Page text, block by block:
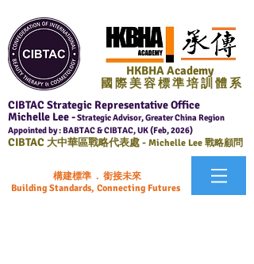
HKBHA Academy
國 際 美 容 標 準 培 訓 體 系
CIBTAC Strategic Representative Office
Michelle Lee -Strategic Advisor, Greater China Region
Appointed by : BABTAC & CIBTAC, UK (Feb, 2026)
CIBTAC大中華區戰略代表處 - Michelle Lee 戰略顧問
構建標準 . 銜接未來
Building Standards, Connecting Futures